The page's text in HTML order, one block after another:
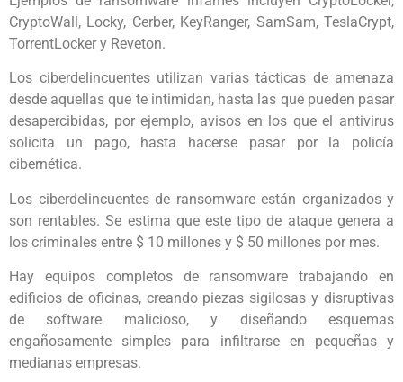
CryptoWall, Locky, Cerber, KeyRanger, SamSam, TeslaCrypt,
TorrentLocker y Reveton.
Los ciberdelincuentes utilizan varias tácticas de amenaza
desde aquellas que te intimidan, hasta las que pueden pasar
desapercibidas, por ejemplo, avisos en los que el antivirus
solicita un pago, hasta hacerse pasar por la policía
cibernética.
Los ciberdelincuentes de ransomware están organizados y
son rentables. Se estima que este tipo de ataque genera a
los criminales entre $ 10 millones y $ 50 millones por mes.
Hay equipos completos de ransomware trabajando en
edificios de oficinas, creando piezas sigilosas y disruptivas
de software malicioso, y diseñando esquemas
engañosamente simples para infiltrarse en pequeñas y
medianas empresas.